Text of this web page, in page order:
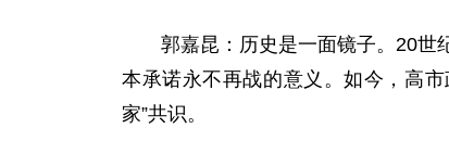
郭嘉昆：历史是一面镜子。20世
本承诺永不再战的意义。如今，高
家”共识。